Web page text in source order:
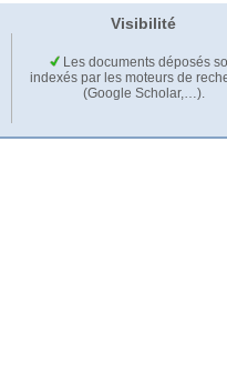
Visibilité
Les documents déposés
indexés par les moteurs de
(Google Scholar,…).